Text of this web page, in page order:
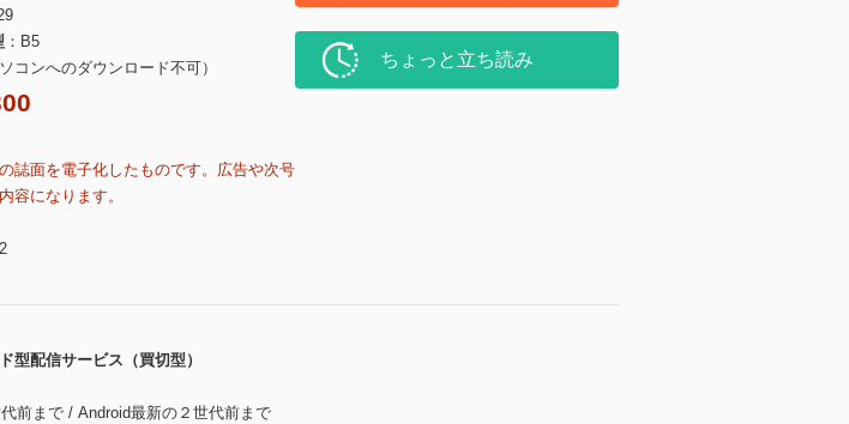
B5
コンへのダウンロード不可）
誌面を電子化したものです。広告や次号
容になります。
ちょっと立ち読み
型配信サービス（買切型）
前まで / Android最新の２世代前まで